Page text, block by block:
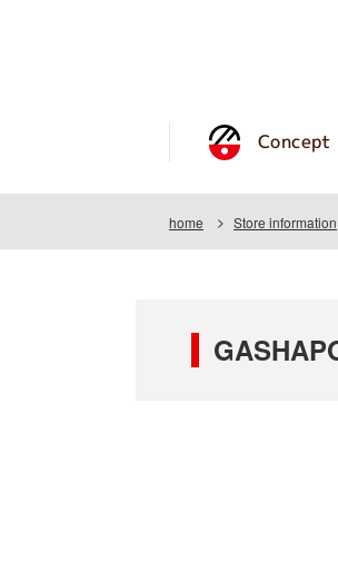
Concept
home Store information